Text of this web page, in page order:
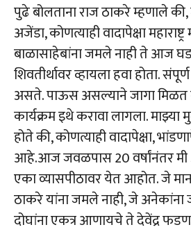
पुढे बोलताना राज ठाकरे म्हणाले की,
अजेंडा, कोणत्याही वादापेक्षा
बाळासाहेबांना जमले नाही ते आज
शिवतीर्थावर व्हायला हवा होता.
असते. पाऊस असल्याने जागा मिळत
कार्यक्रम इथे करावा लागला.
होते की, कोणत्याही वादापेक्षा,
आहे.आज जवळपास 20 वर्षांनंतर
एका व्यासपीठावर येत आहोत. जे
ठाकरे यांना जमले नाही, जे अनेकांना
दोघांना एकत्र आणायचे ते देवेंद्र